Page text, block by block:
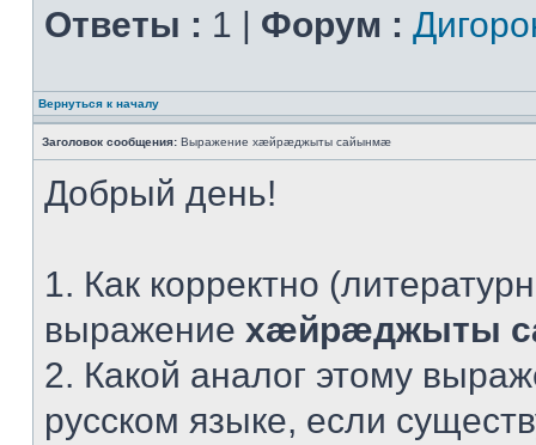
Ответы : 1 | Форум :
Вернуться к началу
Заголовок сообщения: Выражение хæйрæджыты сайынмæ
Добрый день!
1. Как корректно
выражение хæйрæджыты
2. Какой аналог этому
русском языке, если